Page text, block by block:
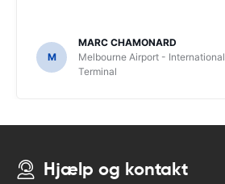
M
MARC CHAMONARD
Melbourne Airport - International
Terminal
Hjælp og kontakt